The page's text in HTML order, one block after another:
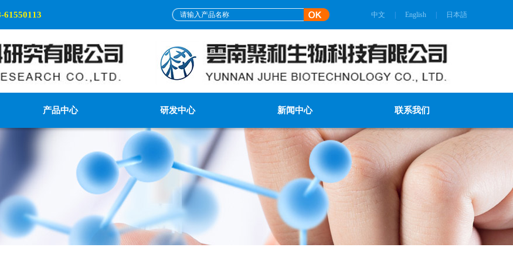
61550113 中文 English 日本語
产品中心 研发中心 新闻中心 联系我们